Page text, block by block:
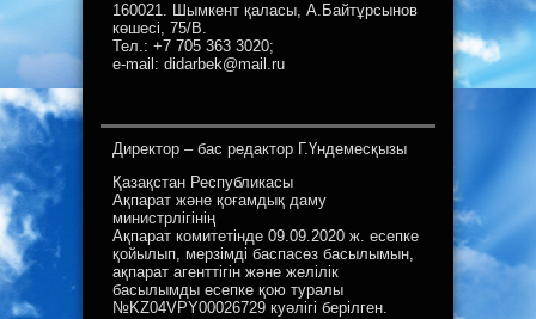
160021. Шымкент қаласы, А.Байтұрсынов
көшесі, 75/В.
Тел.: +7 705 363 3020;
e-mail: didarbek@mail.ru
Директор – бас редактор Г.Үндемесқызы
Қазақстан Республикасы
Ақпарат және қоғамдық даму
министрлігінің
Ақпарат комитетінде 09.09.2020 ж. есепке
қойылып, мерзімді баспасөз басылымын,
ақпарат агенттігін және желілік
басылымды есепке қою туралы
№KZ04VPY00026729 куәлігі берілген.